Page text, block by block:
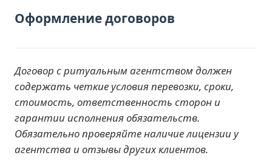
Оформление договоров
Договор с ритуальным агентством должен
содержать четкие условия перевозки, сроки,
стоимость, ответственность сторон и
гарантии исполнения обязательств.
Обязательно проверяйте наличие лицензии у
агентства и отзывы других клиентов.